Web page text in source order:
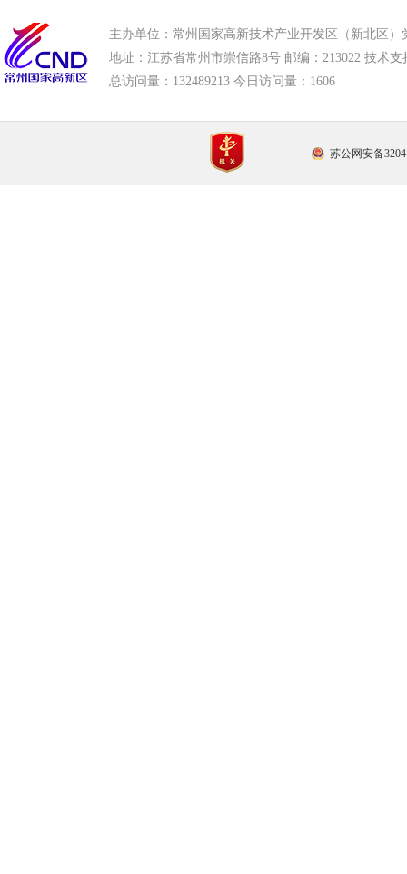
市应急管理局 市审计局 市外事办 市生态
主办单位：常州国家高新技术产业开发区（新北区）
地址：江苏省常州市崇信路8号 邮编：213022 技术支
总访问量： 132489213 今日访问量： 1606
苏公网安备